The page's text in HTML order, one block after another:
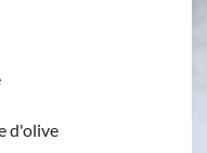
d'olive